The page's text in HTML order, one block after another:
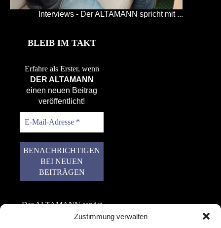
Zustimmung verwalten
Interviews - Der ALTAMANN spricht mit ...
BLEIB IM TAKT
Erfahre als Erster, wenn
DER ALTAMANN
einen neuen Beitrag
veröffentlicht!
Der ALTAMANN sendet
keinen Spam! Er gibt